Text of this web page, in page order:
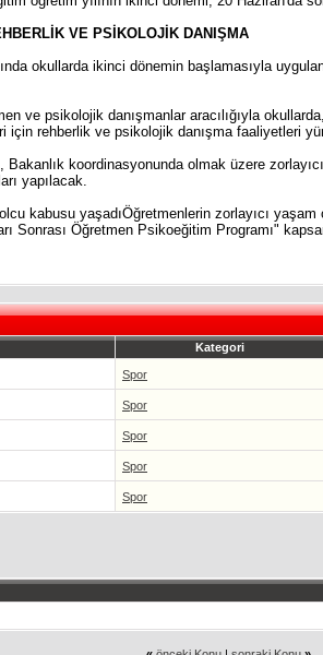
VE PSİKOLOJİK DANIŞMA
okullarda ikinci dönemin başlamasıyla
ve psikolojik danışmanlar aracılığıyla
için rehberlik ve psikolojik danışma faaliyetleri
koordinasyonunda olmak üzere
yapılacak.
kabusu yaşadıÖğretmenlerin zorlayıcı
Sonrası Öğretmen Psikoeğitim Programı"
Kategori
Spor
Spor
Spor
Spor
Spor